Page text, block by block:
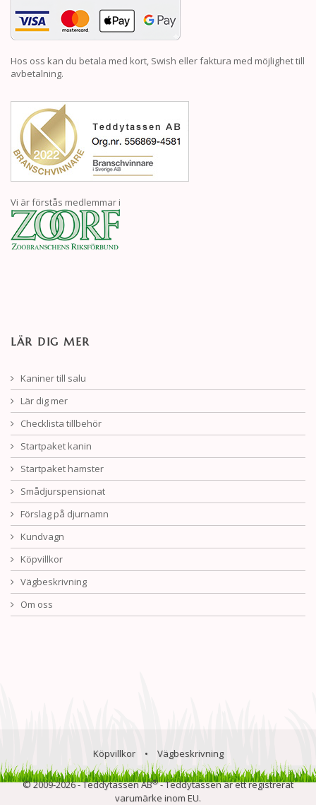
Hos oss kan du betala med kort, Swish eller faktura med möjlighet till
avbetalning.
Vi är förstås medlemmar i
LÄR DIG MER
Kaniner till salu
Lär dig mer
Checklista tillbehör
Startpaket kanin
Startpaket hamster
Smådjurspensionat
Förslag på djurnamn
Kundvagn
Köpvillkor
Vägbeskrivning
Om oss
Köpvillkor • Vägbeskrivning
© 2009-2026 - Teddytassen AB®- Teddytassen är ett registrerat
varumärke inom EU.